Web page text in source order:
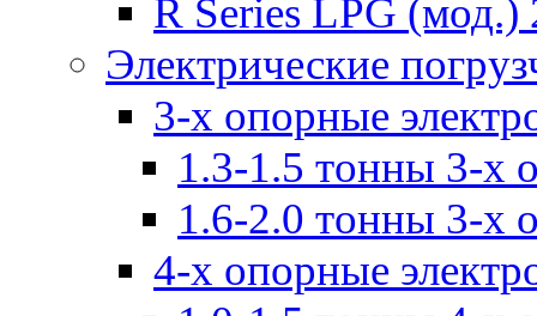
R Series LPG (мод.)
Электрические
3-х опорные
1.3-1.5 тонны 3-х
1.6-2.0 тонны 3-х
4-х опорные